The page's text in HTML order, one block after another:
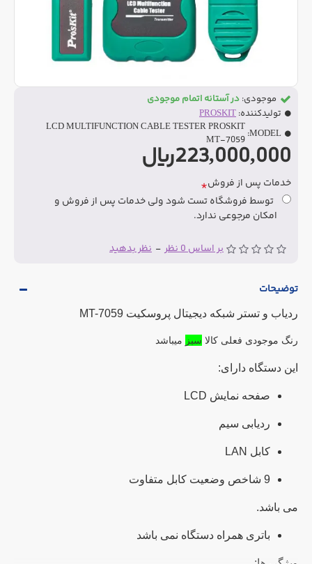
بر اساس 0 نظر - نظر بدهید
223,000,000ریال
موجودی: در آستانه اتمام موجودی
تولیدکننده: PROSKIT
MODEL:
LCD MULTIFUNCTION CABLE TESTER PROSKIT
MT-7059
خدمات پس از فروش
توسط فروشگاه تست شود ولی خدمات پس از فروش و
امکان مرجوعی ندارد.
توضیحات
ردیاب و تستر شبکه دیجیتال پروسکیت MT-7059
رنگ موجودی فعلی کالا سبز میباشد
این دستگاه دارای:
صفحه نمایش LCD
ردیابی سیم
کابل LAN
9 شاخص وضعیت کابل متفاوت
می باشد.
باتری همراه دستگاه نمی باشد